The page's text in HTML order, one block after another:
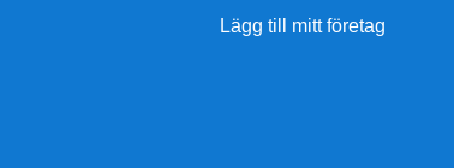
Lägg till mitt företag